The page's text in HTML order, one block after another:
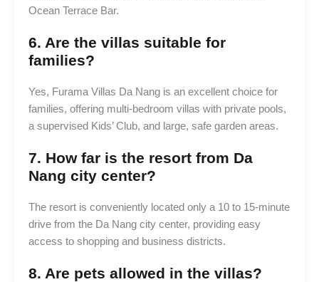
Ocean Terrace Bar.
6. Are the villas suitable for
families?
Yes, Furama Villas Da Nang is an excellent choice for
families, offering multi-bedroom villas with private pools,
a supervised Kids’ Club, and large, safe garden areas.
7. How far is the resort from Da
Nang city center?
The resort is conveniently located only a 10 to 15-minute
drive from the Da Nang city center, providing easy
access to shopping and business districts.
8. Are pets allowed in the villas?